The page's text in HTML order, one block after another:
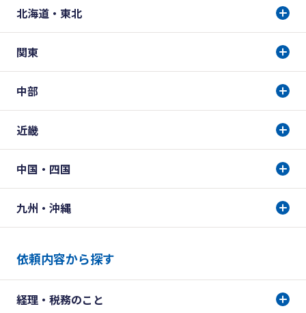
北海道・東北
関東
中部
近畿
中国・四国
九州・沖縄
依頼内容から探す
経理・税務のこと